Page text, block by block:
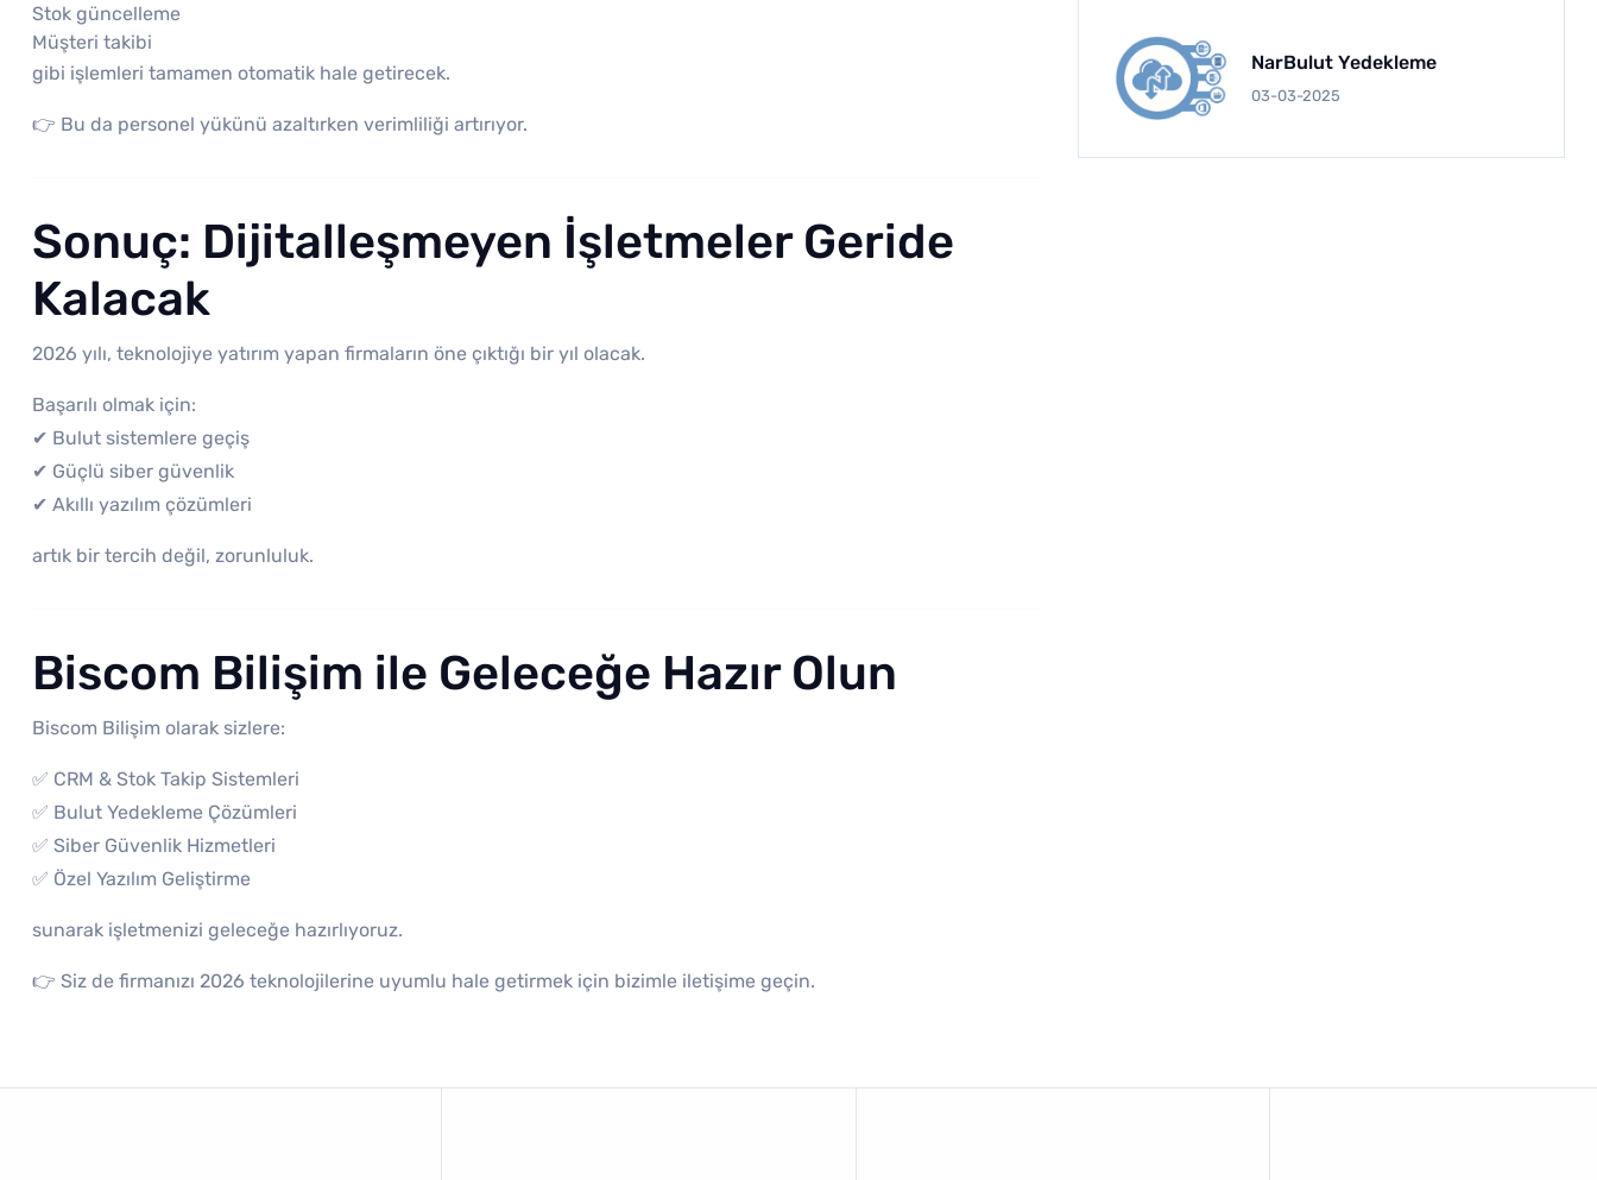
Stok güncelleme
Müşteri takibi
gibi işlemleri tamamen otomatik hale getirecek.
👉 Bu da personel yükünü azaltırken verimliliği artırıyor.
Sonuç: Dijitalleşmeyen İşletmeler Geride
Kalacak
2026 yılı, teknolojiye yatırım yapan firmaların öne çıktığı bir yıl olacak.
Başarılı olmak için:
✔ Bulut sistemlere geçiş
✔ Güçlü siber güvenlik
✔ Akıllı yazılım çözümleri
artık bir tercih değil, zorunluluk.
Biscom Bilişim ile Geleceğe Hazır Olun
Biscom Bilişim olarak sizlere:
✅ CRM & Stok Takip Sistemleri
✅ Bulut Yedekleme Çözümleri
✅ Siber Güvenlik Hizmetleri
✅ Özel Yazılım Geliştirme
sunarak işletmenizi geleceğe hazırlıyoruz.
👉 Siz de firmanızı 2026 teknolojilerine uyumlu hale getirmek için bizimle iletişime geçin.
NarBulut Yedekleme
03-03-2025